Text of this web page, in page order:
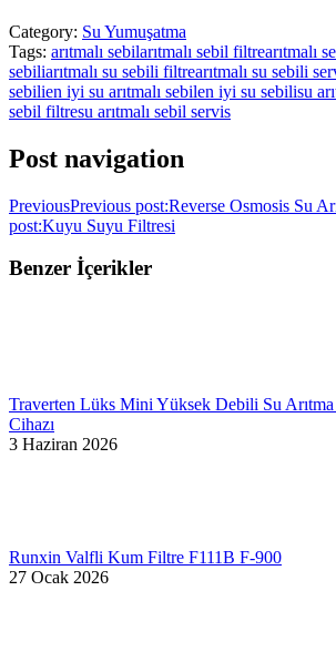
Category: Su Yumuşatma
Tags: arıtmalı sebilarıtmalı sebil filtrearıtmalı
sebiliarıtmalı su sebili filtrearıtmalı su sebili
sebilien iyi su arıtmalı sebilen iyi su sebilisu
sebil filtresu arıtmalı sebil servis
Post navigation
PreviousPrevious post:Reverse Osmosis Su
post:Kuyu Suyu Filtresi
Benzer İçerikler
Traverten Lüks Mini Yüksek Debili Su Arıtma
Cihazı
3 Haziran 2026
Runxin Valfli Kum Filtre F111B F-900
27 Ocak 2026